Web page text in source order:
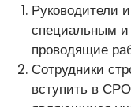
Руководители
специальным
проводящие
Сотрудники
вступить в